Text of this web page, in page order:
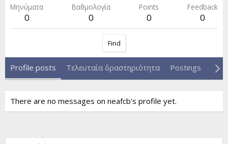
Μηνύματα
0
Βαθμολογία
0
Points
0
Feedback
0
Find
Profile posts Τελευταία δραστηριότητα Postings
There are no messages on neafcb's profile yet.